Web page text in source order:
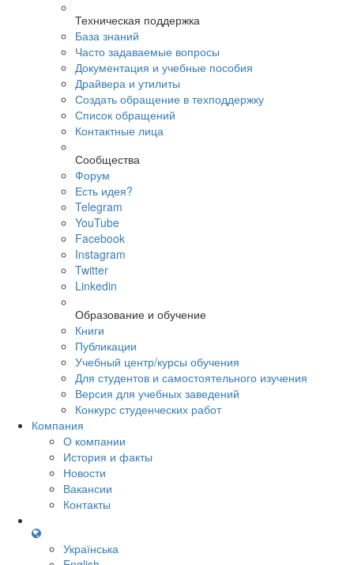
Техническая поддержка
База знаний
Часто задаваемые вопросы
Документация и учебные пособия
Драйвера и утилиты
Создать обращение в техподдержку
Список обращений
Контактные лица
Сообщества
Форум
Есть идея?
Telegram
YouTube
Facebook
Instagram
Twitter
Linkedin
Образование и обучение
Книги
Публикации
Учебный центр/курсы обучения
Для студентов и самостоятельного изучения
Версия для учебных заведений
Конкурс студенческих работ
Компания
О компании
История и факты
Новости
Вакансии
Контакты
Українська